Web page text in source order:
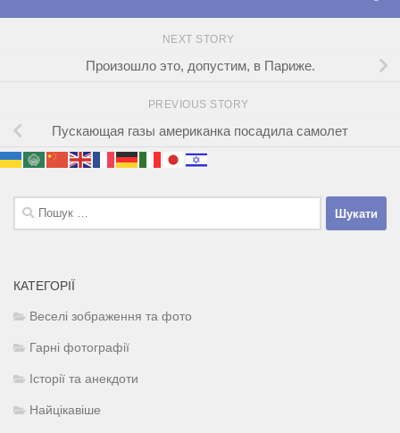
NEXT STORY
Произошло это, допустим, в Париже.
PREVIOUS STORY
Пускающая газы американка посадила самолет
Пошук:
КАТЕГОРІЇ
Веселі зображення та фото
Гарні фотографії
Історії та анекдоти
Найцікавіше